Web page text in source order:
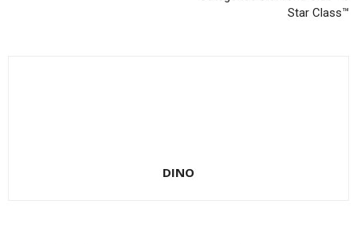
Star Class™
DINO